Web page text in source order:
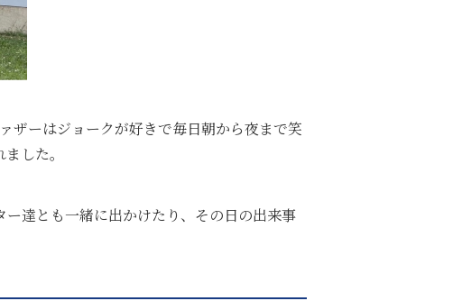
ザーはジョークが好きで毎日朝から夜まで笑
した。
達とも一緒に出かけたり、その日の出来事